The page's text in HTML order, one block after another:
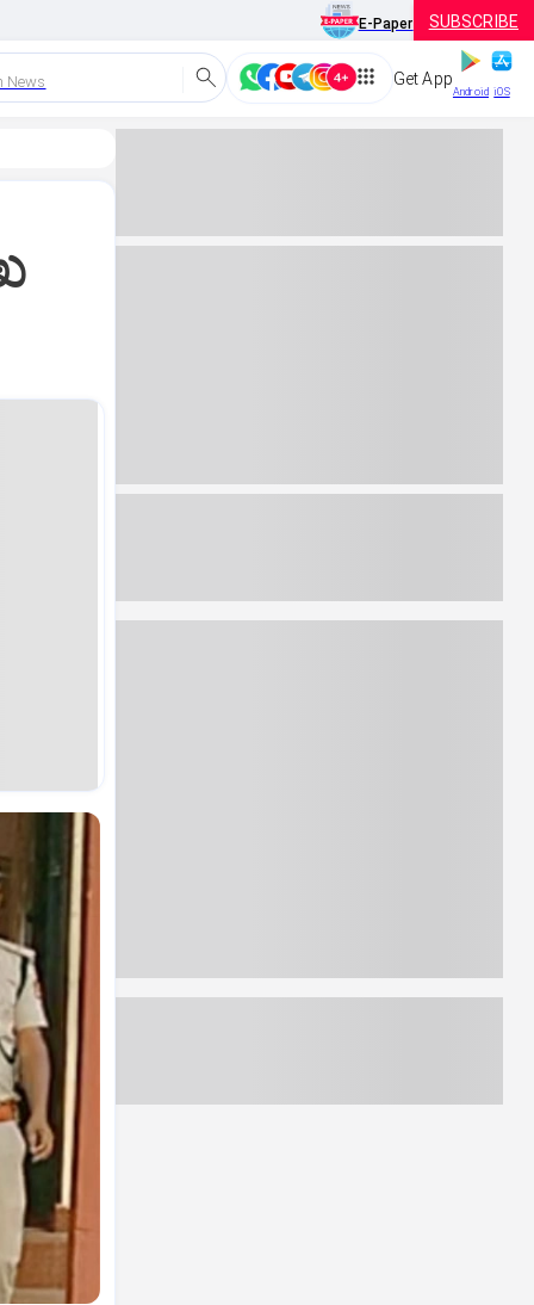
E-Paper SUBSCRIBE
News Get App
Android iOS